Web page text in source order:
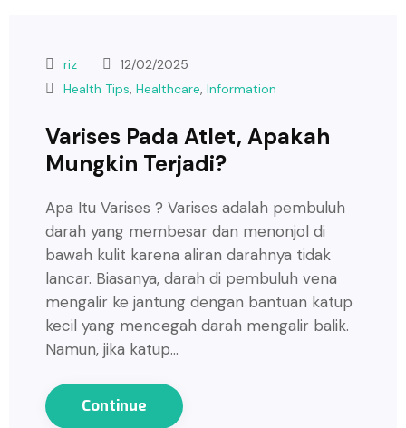
riz
12/02/2025
Health Tips, Healthcare, Information
Varises Pada Atlet, Apakah
Mungkin Terjadi?
Apa Itu Varises ? Varises adalah pembuluh
darah yang membesar dan menonjol di
bawah kulit karena aliran darahnya tidak
lancar. Biasanya, darah di pembuluh vena
mengalir ke jantung dengan bantuan katup
kecil yang mencegah darah mengalir balik.
Namun, jika katup…
Continue